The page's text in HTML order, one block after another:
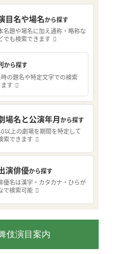
目名や場名から探す
名題や場名に加え通称・略称な
でも検索できます
から探す
の題名や特定文字での検索
す
場名と公演年月から探す
以上の劇場を期間を特定して
索できます
演俳優から探す
優名は漢字・カタカナ・ひらが
で検索可能
伎演目案内